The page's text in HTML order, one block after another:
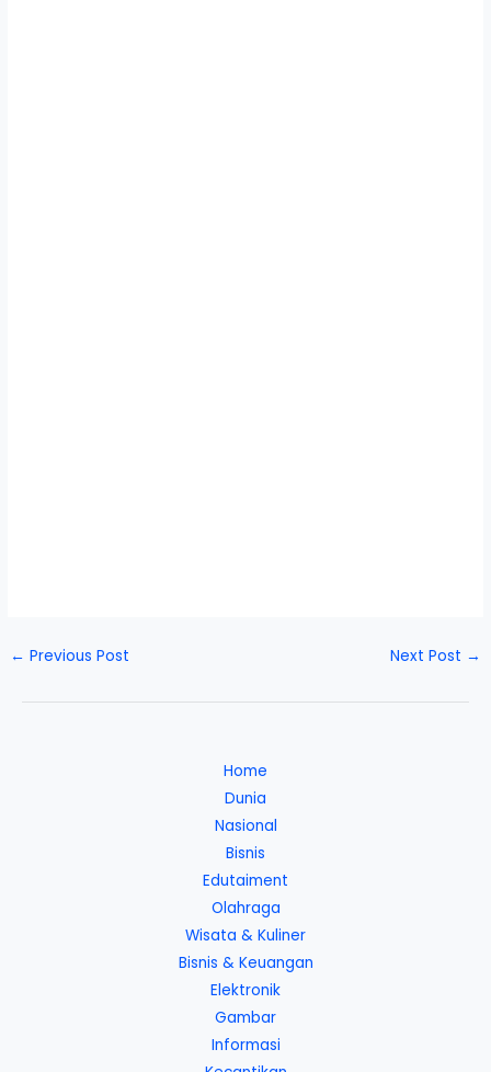
← Previous Post Next Post →
Home
Dunia
Nasional
Bisnis
Edutaiment
Olahraga
Wisata & Kuliner
Bisnis & Keuangan
Elektronik
Gambar
Informasi